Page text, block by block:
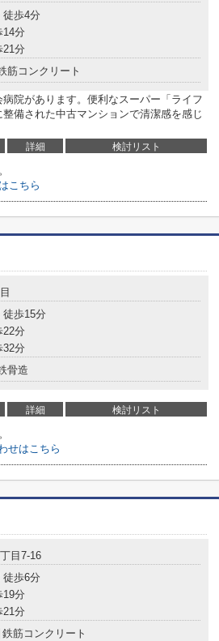
徒歩4分
14分
21分
筋コンクリート
院があります。便利なスーパー「ライフ
備された中古マンションで清潔感を感じ
詳細 検討リスト
こちら
徒歩15分
22分
32分
骨造
詳細 検討リスト
せはこちら
目7-16
徒歩6分
19分
21分
鉄筋コンクリート